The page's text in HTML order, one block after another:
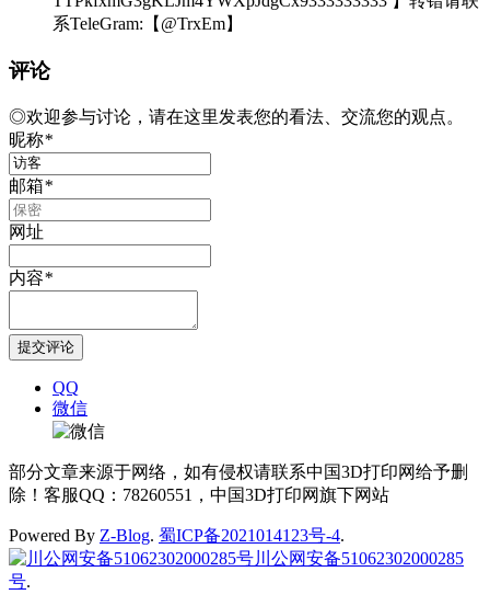
系TeleGram:【@TrxEm】
评论
◎欢迎参与讨论，请在这里发表您的看法、交流您的观点。
昵称*
邮箱*
网址
内容*
QQ
微信
部分文章来源于网络，如有侵权请联系中国3D打印网给予删
除！客服QQ：78260551，中国3D打印网旗下网站
Powered By Z-Blog. 蜀ICP备2021014123号-4.
川公网安备51062302000285
号.